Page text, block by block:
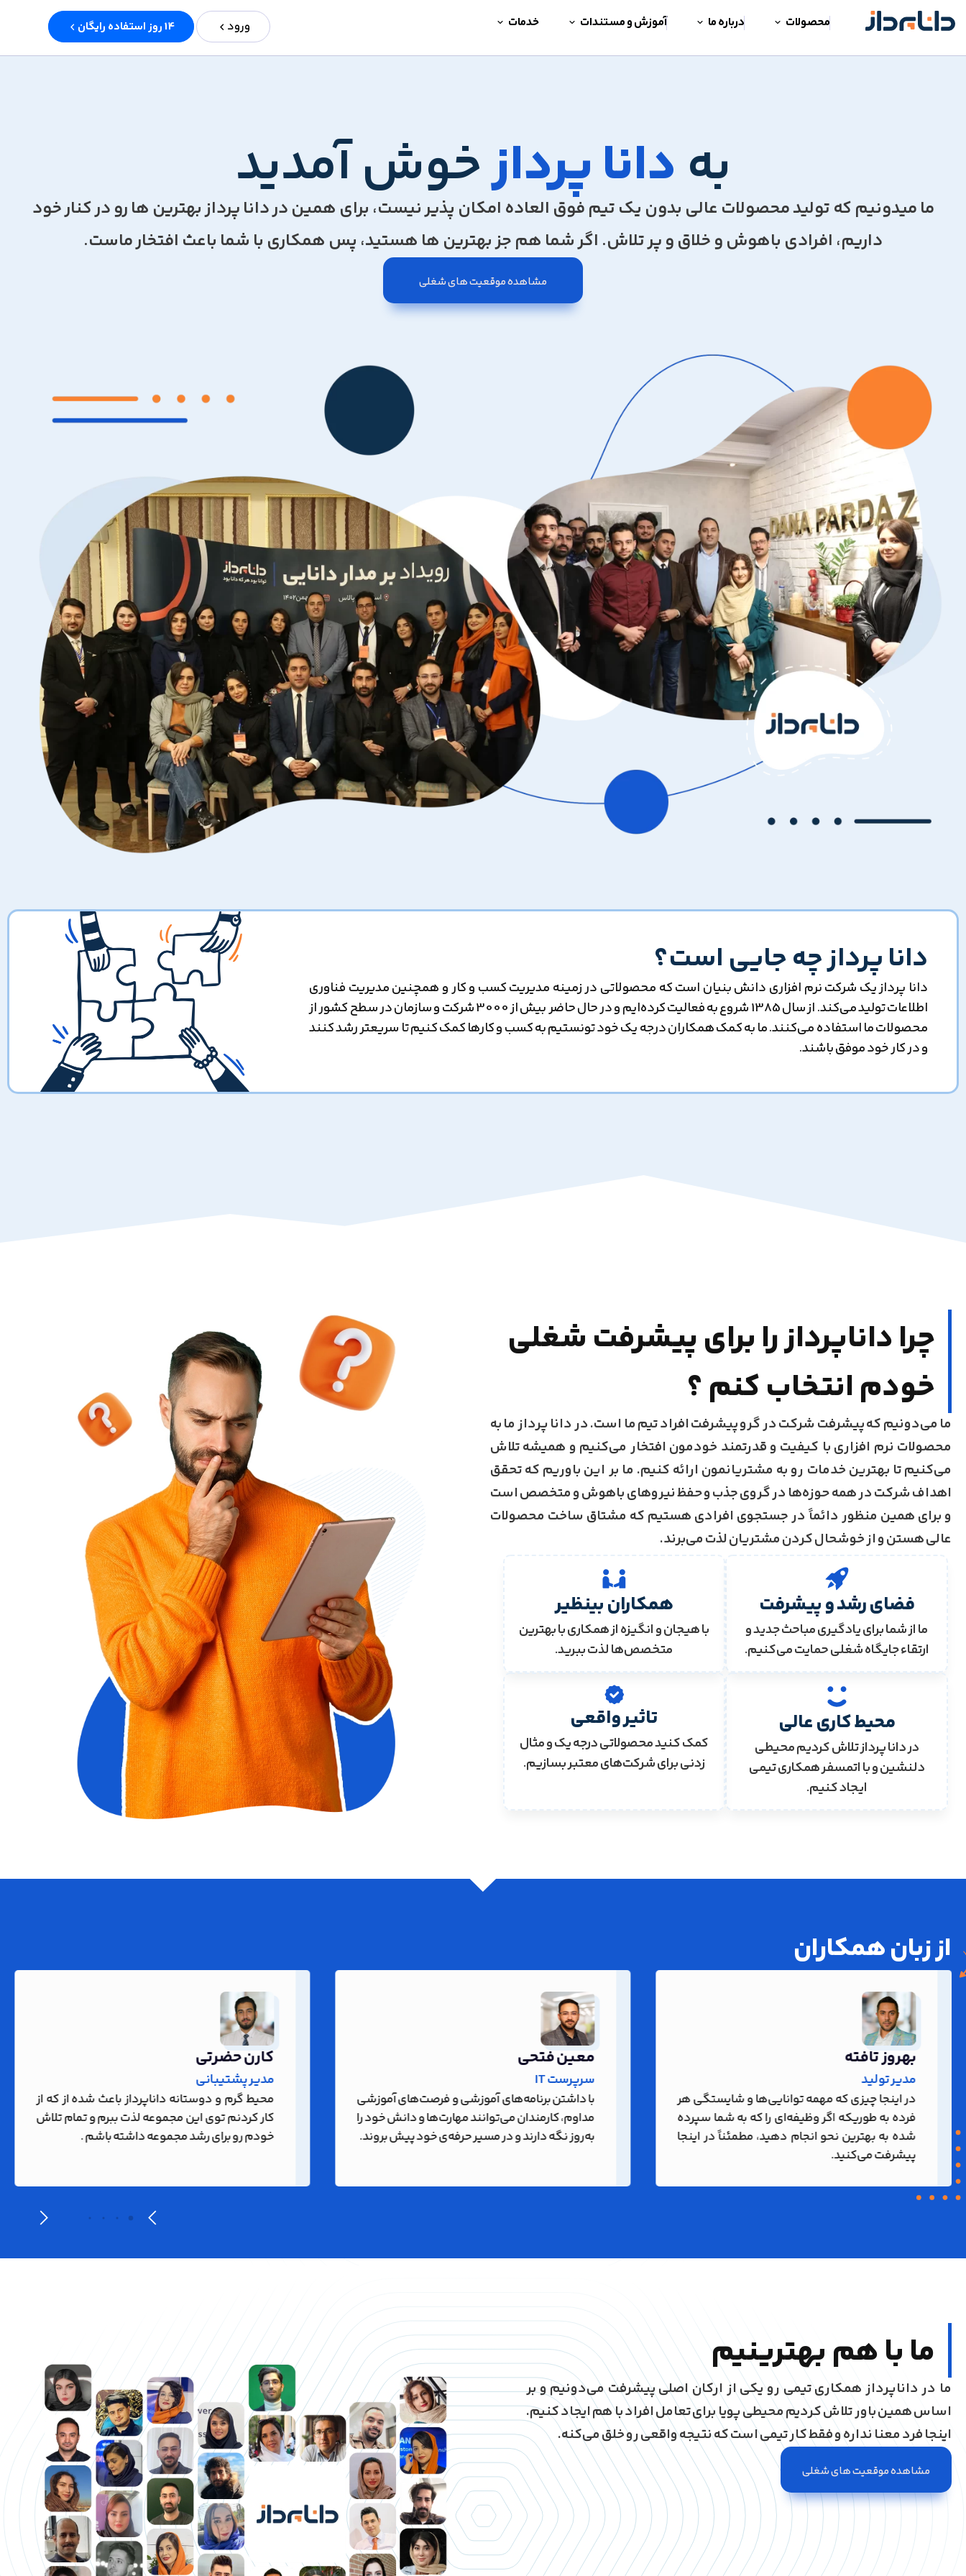
محصولات درباره ما آموزش و مستندات خدمات ورود 14 روز استفاده رایگان
به دانا پردازخوش آمدید
ما میدونیم که تولید محصولات عالی بدون یک تیم فوق العاده امکان پذیر نیست، برای همین در دانا پرداز بهترین ها رو در کنار خود
داریم، افرادی باهوش و خلاق و پر تلاش. اگر شما هم جز بهترین ها هستید، پس همکاری با شما باعث افتخار ماست.
مشاهده موقعیت های شغلی
دانا پرداز چه جایی است؟
دانا پرداز یک شرکت نرم افزاری دانش بنیان است که محصولاتی در زمینه مدیریت کسب و کار و همچنین مدیریت فناوری
اطلاعات تولید می‌کند. از سال 1385 شروع به فعالیت کرده‌ایم و در حال حاضر بیش از 3000 شرکت و سازمان در سطح کشور از
محصولات ما استفاده می‌کنند. ما به کمک همکاران درجه یک خود تونستیم به کسب و کارها کمک کنیم تا سریعتر رشد کنند
و در کار خود موفق باشند.
چرا دانا­پرداز را برای پیشرفت شغلی
خودم انتخاب کنم ؟
ما می‌دونیم که پیشرفت شرکت در گرو پیشرفت افراد تیم ما است. در دانا پرداز ما به
محصولات نرم افزاری با کیفیت و قدرتمند خودمون افتخار می‌کنیم و همیشه تلاش
می‌کنیم تا بهترین خدمات رو به مشتریانمون ارائه کنیم. ما بر این باوریم که تحقق
اهداف شرکت در همه حوزه‌ها در گروی جذب و حفظ نیروهای باهوش و متخصص است
و برای همین منظور دائماً در جستجوی افرادی هستیم که مشتاق ساخت محصولات
عالی هستن و از خوشحال کردن مشتریان لذت می‌برند.
فضای رشد و پیشرفت
ما از شما برای یادگیری مباحث جدید و
ارتقاء جایگاه شغلی حمایت می‌کنیم.
همکاران بینظیر
با هیجان و انگیزه از همکاری با بهترین
متخصص‌ها لذت ببرید.
محیط کاری عالی
در دانا پرداز تلاش کردیم محیطی
دلنشین و با اتمسفر همکاری تیمی
ایجاد کنیم.
تاثیر واقعی
کمک کنید محصولاتی درجه یک و مثال
زدنی برای شرکت‌های معتبر بسازیم.
از زبان همکاران
بهروز تافته
مدیر تولید
در اینجا چیزی که مهمه توانایی‌ها و شایستگی هر
فرده به طوریکه اگر وظیفه‌ای را که به شما سپرده
شده به بهترین نحو انجام دهید، مطمئناً در اینجا
پیشرفت می‌کنید.
معین فتحی
سرپرست IT
با داشتن برنامه‌های آموزشی و فرصت‌های آموزشی
مداوم، کارمندان می‌توانند مهارت‌ها و دانش خود را
به‌روز نگه دارند و در مسیر حرفه‌ی خود پیش بروند.
کارن حضرتی
مدیر پشتیبانی
محیط گرم و دوستانه داناپرداز باعث شده از که از
کار کردنم توی این مجموعه لذت ببرم و تمام تلاش
خودم رو برای رشد مجموعه داشته باشم .
ما با هم بهترینیم
ما در دانا­پرداز همکاری تیمی رو یکی از ارکان اصلی پیشرفت می­‌دونیم و بر
اساس همین باور تلاش کردیم محیطی پویا برای تعامل افراد با هم ایجاد کنیم.
اینجا فرد معنا نداره و فقط کار تیمی است که نتیجه واقعی رو خلق می‌کنه.
مشاهده موقعیت های شغلی